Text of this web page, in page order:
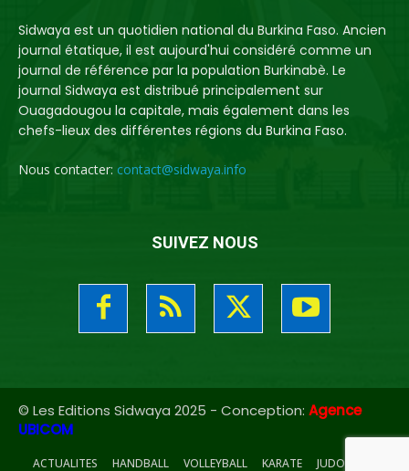
Sidwaya est un quotidien national du Burkina Faso. Ancien
journal étatique, il est aujourd'hui considéré comme un
journal de référence par la population Burkinabè. Le
journal Sidwaya est distribué principalement sur
Ouagadougou la capitale, mais également dans les
chefs-lieux des différentes régions du Burkina Faso.
Nous contacter: contact@sidwaya.info
SUIVEZ NOUS
© Les Editions Sidwaya 2025 - Conception: Agence
UBICOM
ACTUALITES HANDBALL VOLLEYBALL KARATE JUDO